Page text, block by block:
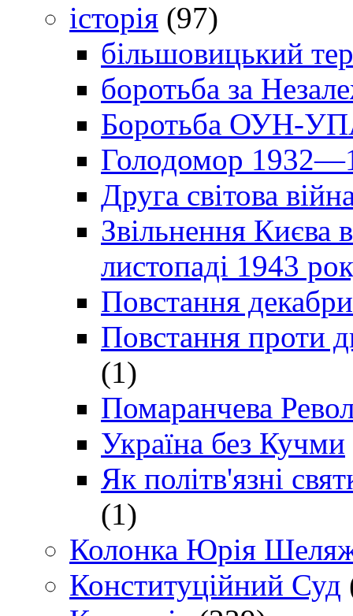
історія (97)
більшовицький
боротьба за
Боротьба ОУН-УПА
Голодомор
Друга світова
Звільнення Києва
листопаді 1943
Повстання
Повстання проти
(1)
Помаранчева
Україна без Кучми
Як політв'язні
(1)
Колонка Юрія
Конституційний Суд